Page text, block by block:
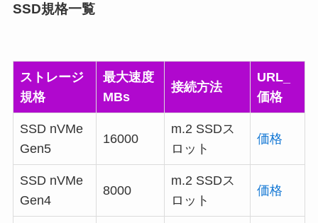
SSD規格一覧
ストレージ
規格
最大速度
MBs
接続方法
URL_
価格
SSD nVMe
Gen5
16000
m.2 SSDス
ロット
価格
SSD nVMe
Gen4
8000
m.2 SSDス
ロット
価格